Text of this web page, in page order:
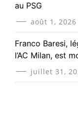
au PSG
août 1, 2026
Franco Baresi,
l’AC Milan, est
juillet 31,